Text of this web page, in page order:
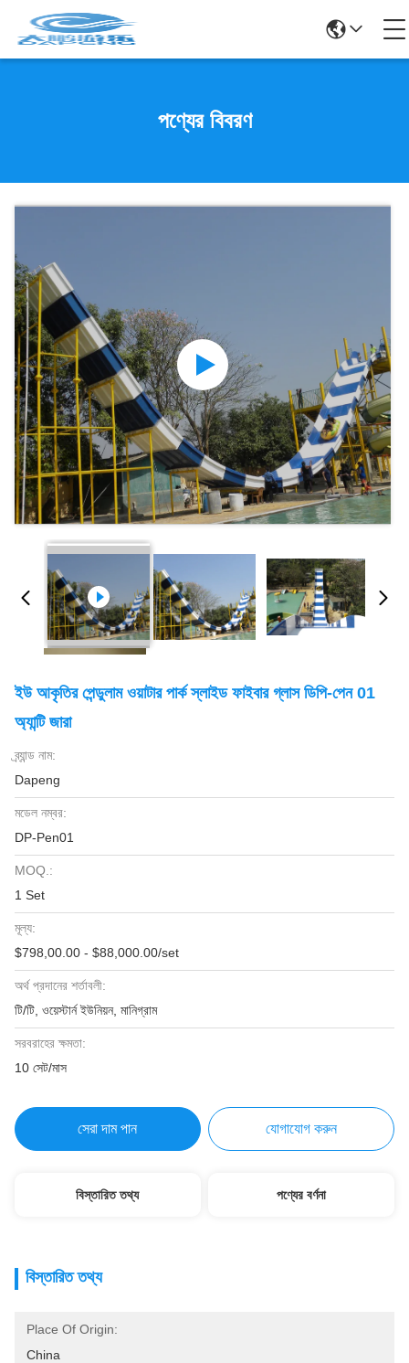
পণ্যের বিবরণ
ইউ আকৃতির পেন্ডুলাম ওয়াটার পার্ক স্লাইড ফাইবার গ্লাস ডিপি-পেন 01
অ্যান্টি জারা
ব্র্যান্ড নাম:
Dapeng
মডেল নম্বর:
DP-Pen01
MOQ.:
1 Set
মূল্য:
$798,00.00 - $88,000.00/set
অর্থ প্রদানের শর্তাবলী:
টি/টি, ওয়েস্টার্ন ইউনিয়ন, মানিগ্রাম
সরবরাহের ক্ষমতা:
10 সেট/মাস
সেরা দাম পান যোগাযোগ করুন
বিস্তারিত তথ্য পণ্যের বর্ণনা
বিস্তারিত তথ্য
Place Of Origin:
China